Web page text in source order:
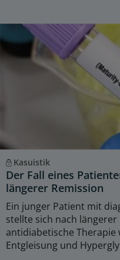
Kasuistik
Der Fall eines
längerer Remission
Ein junger Patient mit
stellte sich nach längerer
antidiabetische
Entgleisung und